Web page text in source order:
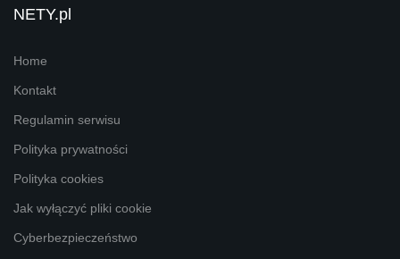
NETY.pl
Home
Kontakt
Regulamin serwisu
Polityka prywatności
Polityka cookies
Jak wyłączyć pliki cookie
Cyberbezpieczeństwo